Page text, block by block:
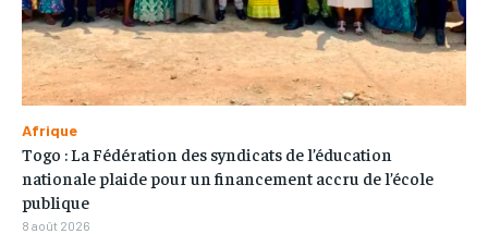
Afrique
Togo : La Fédération des syndicats de l’éducation
nationale plaide pour un financement accru de l’école
publique
8 août 2026